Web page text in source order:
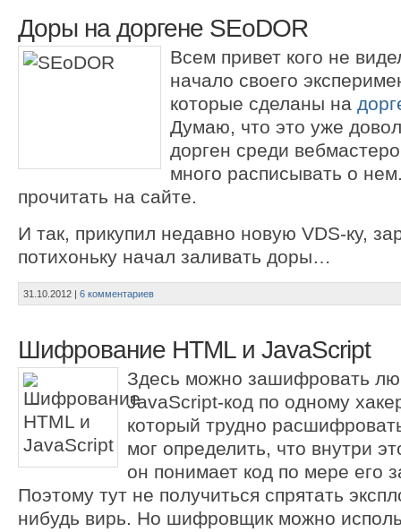
Доры на доргене SEoDOR
Всем привет кого не
начало своего
которые сделаны на
Думаю, что это уже
дорген среди
много расписывать о
прочитать на сайте.
И так, прикупил недавно новую VDS-ку,
потихоньку начал заливать доры…
31.10.2012 | 6 комментариев
Шифрование HTML и JavaScript
Здесь можно зашифровать
JavaScript-код по одному
который трудно
мог определить, что внутри
он понимает код по мере его
Поэтому тут не получиться спрятать
нибудь вирь. Но шифровщик можно